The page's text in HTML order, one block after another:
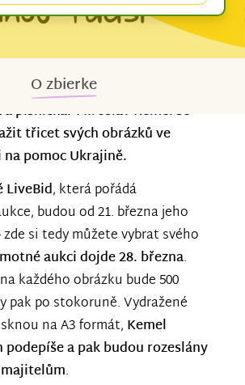
O zbierke
písničkář Miroslav Kemel se
třicet svých obrázků ve
pomoc Ukrajině.
, která pořádá
budou od 21. března jeho
si tedy můžete vybrat svého
aukci dojde 28. března.
každého obrázku bude 500
pak po stokoruně. Vydražené
na A3 formát, Kemel
podepíše a pak budou rozeslány
.